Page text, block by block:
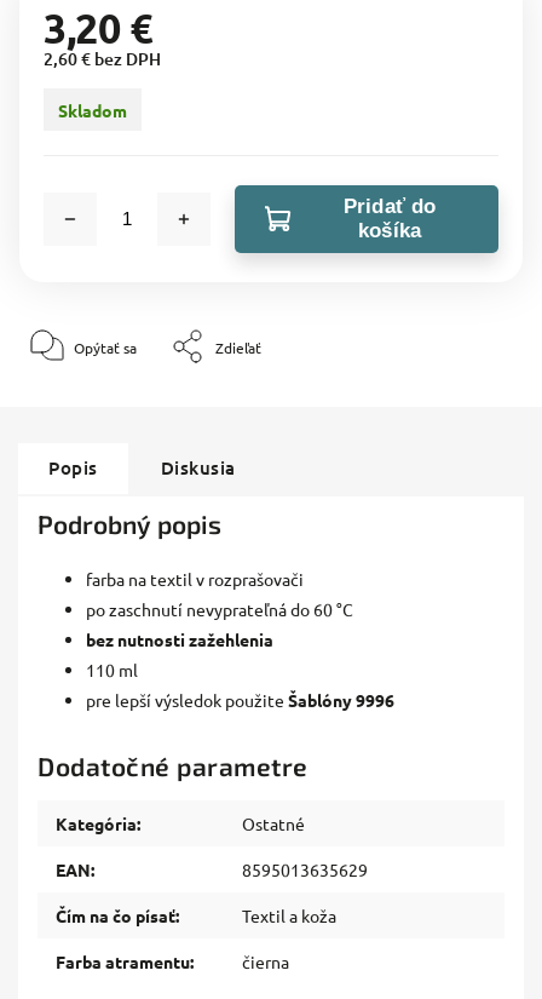
3,20 €
2,60 € bez DPH
Skladom
Pridať do
košíka
Opýtať sa Zdieľať
Popis Diskusia
Podrobný popis
farba na textil v rozprašovači
po zaschnutí nevyprateľná do 60 °C
bez nutnosti zažehlenia
110 ml
pre lepší výsledok použite Šablóny 9996
Dodatočné parametre
Kategória: Ostatné
EAN: 8595013635629
Čím na čo písať: Textil a koža
Farba atramentu: čierna